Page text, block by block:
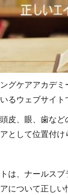
グケアアカデ
るウェブサイト
皮、眼、歯な
として位置付け
は、ナールス
について正し